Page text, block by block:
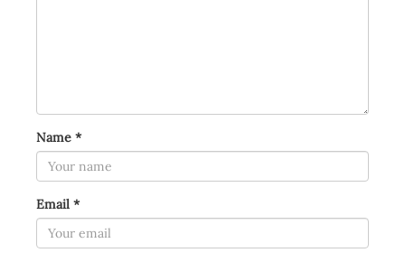
Name *
Email *